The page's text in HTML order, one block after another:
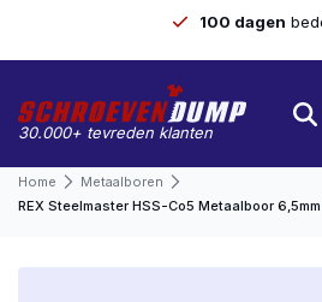
100 dagen
30.000+ tevreden klanten
Home
Metaalboren
REX Steelmaster HSS-Co5 Metaalboor